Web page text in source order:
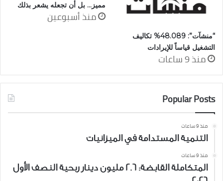
“منشآت”: 48.089% تكاليف
التشغيل قياساً للإيرادات
منذ 9 ساعات
مميز… بل أن تجعله يشعر بذلك
منذ أسبوعين
Popular Posts
منذ 9 ساعات
التنمية المستدامة في الميزانيات
منذ 9 ساعات
المتكاملة القابضة: 2.6 مليون دينار ربحية النصف الأول